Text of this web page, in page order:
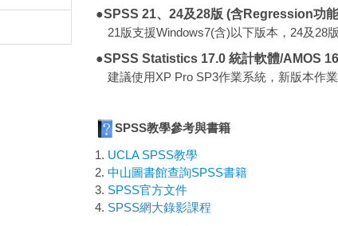
●SPSS 21、24及28版 (含Regression功
21版支援Windows7(含)以下版本，24及28
●SPSS Statistics 17.0 統計軟體/AMOS
建議使用XP Pro SP3作業系統，新版本作
SPSS教學參考與書籍
UCLA SPSS教學
中山圖書館查詢SPSS書籍
SPSS官方文件
SPSS網大錄影課程